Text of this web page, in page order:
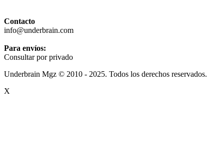
Contacto
info@underbrain.com
Para envíos:
Consultar por privado
Underbrain Mgz © 2010 - 2025. Todos los derechos reservados.
X